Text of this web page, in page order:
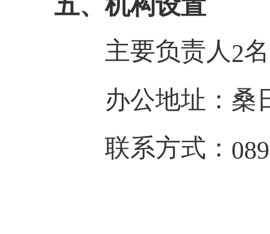
五、机构设置
主要负责人2
办公地址：桑
联系方式：